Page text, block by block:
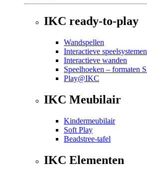
IKC ready-to-play
Wandspellen
Interactieve speelsystemen
Interactieve wanden
Speelhoeken – formaten
Play@IKC
IKC Meubilair
Kindermeubilair
Soft Play
Beadstree-tafel
IKC Elementen